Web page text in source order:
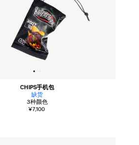
CHIPS手机包
缺货
3种颜色
¥7,100